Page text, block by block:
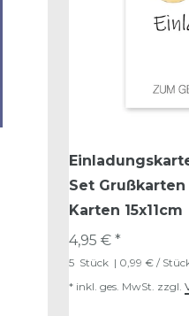
Set
Karten 15x11cm
4,95 € *
5 Stück | 0,99 € /
* inkl. ges. MwSt. zzgl.